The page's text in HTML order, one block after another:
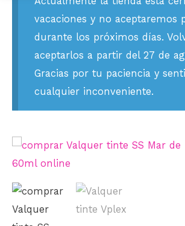
vacaciones y no aceptaremos
durante los próximos días.
aceptarlos a partir del 27 de
Gracias por tu paciencia y
cualquier inconveniente.